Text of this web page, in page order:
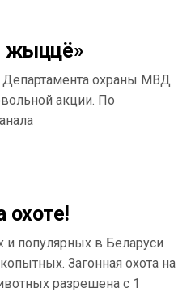
жыццё»
охраны МВД
акции. По
охоте!
популярных в Беларуси
Загонная охота на
разрешена с 1